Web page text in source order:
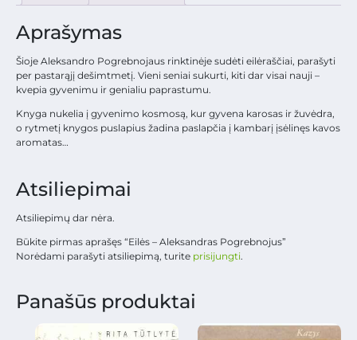
Aprašymas
Šioje Aleksandro Pogrebnojaus rinktinėje sudėti eilėraščiai, parašyti
per pastarąjį dešimtmetį. Vieni seniai sukurti, kiti dar visai nauji –
kvepia gyvenimu ir genialiu paprastumu.
Knyga nukelia į gyvenimo kosmosą, kur gyvena karosas ir žuvėdra,
o rytmetį knygos puslapius žadina paslapčia į kambarį įsėlinęs kavos
aromatas…
Atsiliepimai
Atsiliepimų dar nėra.
Būkite pirmas aprašęs “Eilės – Aleksandras Pogrebnojus”
Norėdami parašyti atsiliepimą, turite prisijungti.
Panašūs produktai